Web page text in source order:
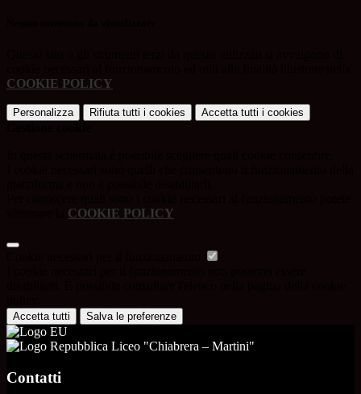
COOKIE POLICY
Personalizza Rifiuta tutti i cookies Accetta tutti i cookies
COOKIE POLICY
Accetta tutti Salva le preferenze
Liceo "Chiabrera – Martini"
Contatti